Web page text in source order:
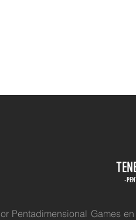
-
Pentadimensional Games